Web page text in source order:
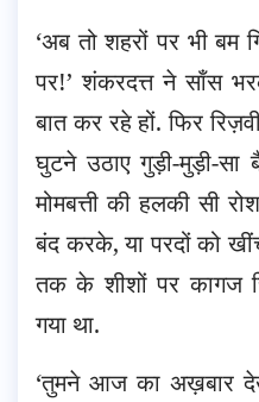
‘अब तो शहरों पर भी बम
पर!’ शंकरदत्त ने साँस
बात कर रहे हों. फिर
घुटने उठाए गुड़ी-मुड़ी-
मोमबत्ती की हलकी सी
बंद करके, या परदों को
तक के शीशों पर कागज
गया था.
‘तुमने आज का अख़बार